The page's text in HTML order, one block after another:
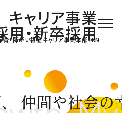
キャリア事業
用・新卒採用
育・障がい福祉キャリア事業本部 H.N
仲間や社会の